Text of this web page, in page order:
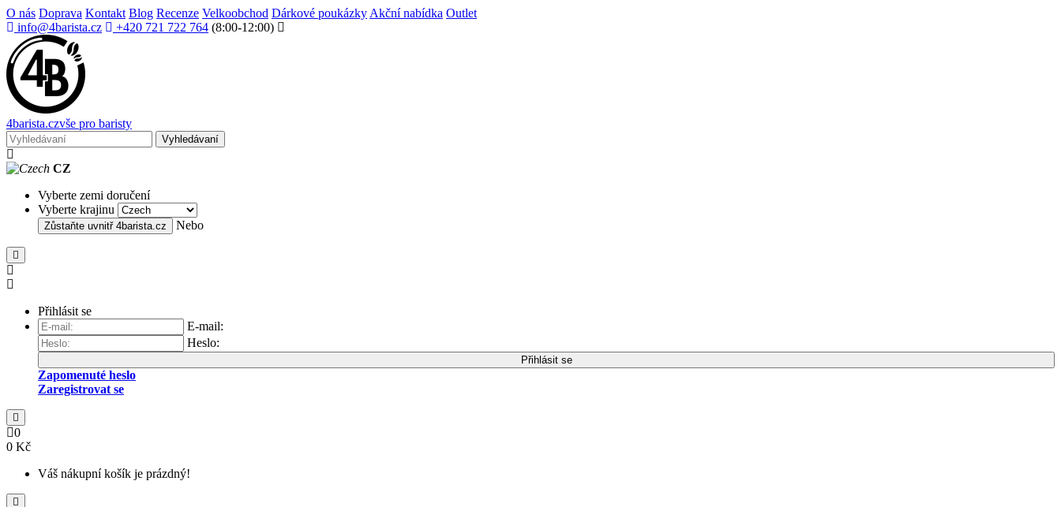
O nás Doprava Kontakt Blog Recenze Velkoobchod Dárkové poukázky Akční nabídka Outlet
info@4barista.cz
+420 721 722 764 (8:00-12:00)
4barista.czvše pro baristy
Vyhledávaní
CZ
Vyberte zemi doručení
Vyberte krajinu
Zůstaňte uvnitř 4barista.cz Nebo
Přihlásit se
E-mail:
Heslo:
Přihlásit se
Zapomenuté heslo
Zaregistrovat se
0
0 Kč
Váš nákupní košík je prázdný!